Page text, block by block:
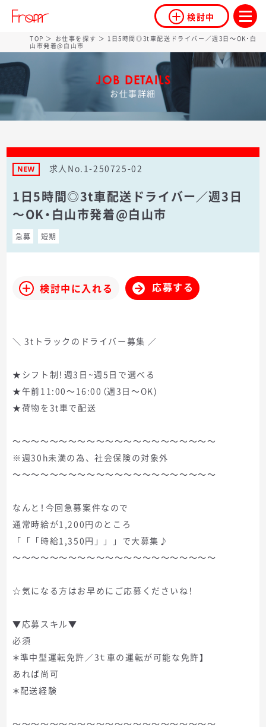
検討中
TOP ＞ お仕事を探す ＞ 1日5時間◎3t車配送ドライバー／週3日～OK・白
山市発着@白山市
JOB DETAILS
お仕事詳細
求人No.1-250725-02
1日5時間◎3t車配送ドライバー／週3日
～OK・白山市発着@白山市
急募 短期
検討中に入れる 応募する
＼ 3tトラックのドライバー募集 ／
★シフト制！週3日~週5日で選べる
★午前11:00～16:00（週3日～OK)
★荷物を3t車で配送
～～～～～～～～～～～～～～～～～～～～～～
※週30h未満の為、社会保険の対象外
～～～～～～～～～～～～～～～～～～～～～～
なんと！今回急募案件なので
通常時給が1,200円のところ
「「「時給1,350円」」」で大募集♪
～～～～～～～～～～～～～～～～～～～～～～
☆気になる方はお早めにご応募くださいね！
▼応募スキル▼
必須
＊準中型運転免許／3ｔ車の運転が可能な免許】
あれば尚可
＊配送経験
～～～～～～～～～～～～～～～～～～～～～～